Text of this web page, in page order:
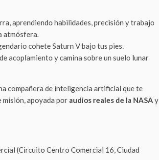
aprendiendo habilidades, precisión y trabajo
atmósfera.
cohete Saturn V bajo tus pies.
acoplamiento y camina sobre un suelo lunar
compañera de inteligencia artificial que te
misión, apoyada por audios reales de la NASA y
(Circuito Centro Comercial 16, Ciudad